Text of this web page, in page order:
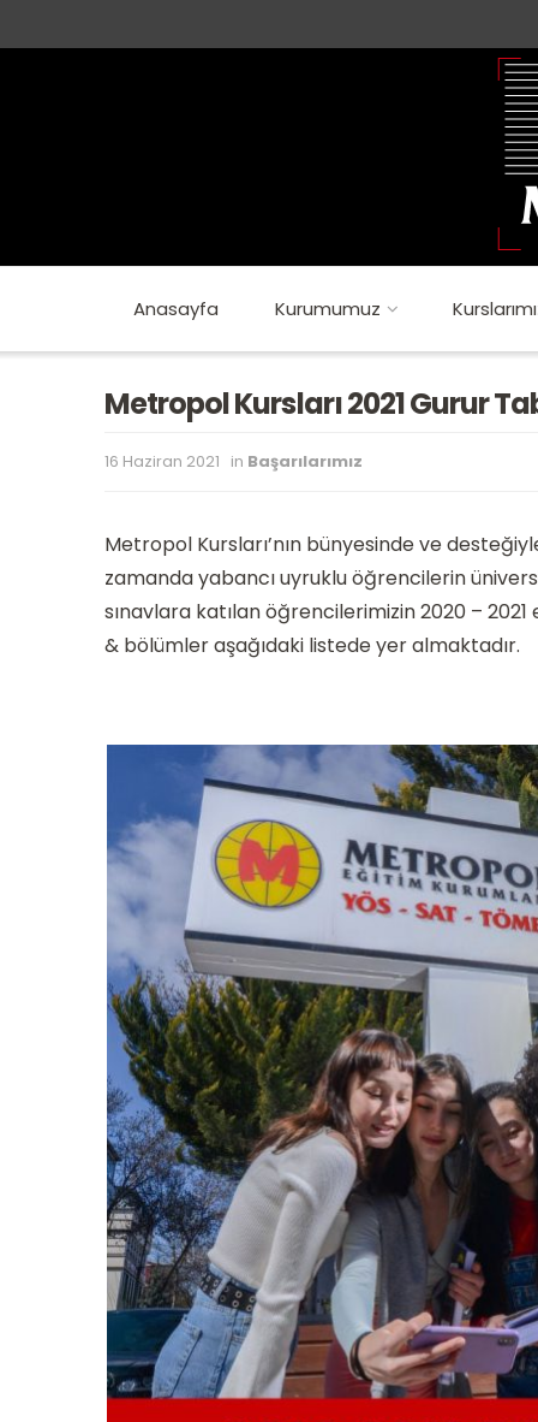
Anasayfa Kurumumuz
Metropol Kursları 2021 Gurur
16 Haziran 2021 in Başarılarımız
Metropol Kursları’nın bünyesinde ve desteğiyle
zamanda yabancı uyruklu öğrencilerin
sınavlara katılan öğrencilerimizin 2020 –
& bölümler aşağıdaki listede yer almaktadır.